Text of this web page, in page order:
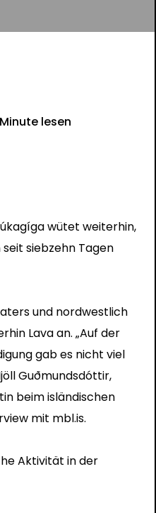
Minute lesen
wütet weiterhin,
siebzehn Tagen
und nordwestlich
Lava an. „Auf der
gab es nicht viel
Guðmundsdóttir,
beim isländischen
mit mbl.is.
Aktivität in der